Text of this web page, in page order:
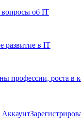
об IT
развитие в IT
профессии, роста в
Аккаунт